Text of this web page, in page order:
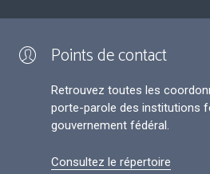
Points de contact
Retrouvez toutes les
porte-parole des institutions
gouvernement fédéral.
Consultez le répertoire